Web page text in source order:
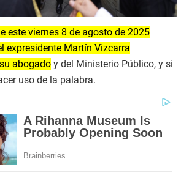
este viernes 8 de agosto de 2025
expresidente Martín Vizcarra
abogado y del Ministerio Público, y si
uso de la palabra.